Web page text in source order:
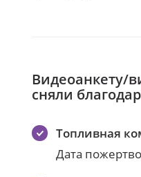
Видеоанкету/
сняли
Топливная
Дата